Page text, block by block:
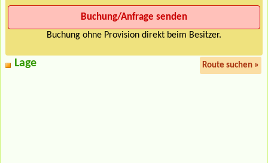
Buchung ohne Provision direkt beim Besitzer.
Lage Route suchen »